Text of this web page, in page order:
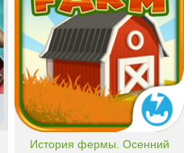
История фермы. Осенний